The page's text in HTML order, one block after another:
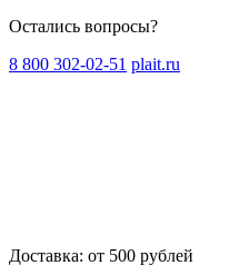
Остались вопросы?
8 800 302-02-51 plait.ru
Доставка: от 500 рублей